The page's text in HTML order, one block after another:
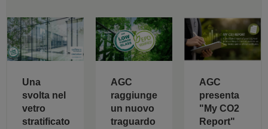
Una
svolta nel
vetro
stratificato
AGC
raggiunge
un nuovo
traguardo
AGC
presenta
"My CO2
Report"